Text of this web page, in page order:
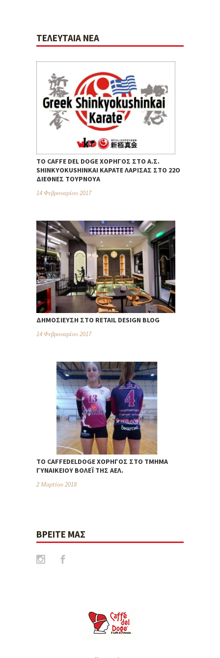
ΤΕΛΕΥΤΑΊΑ ΝΈΑ
ΤΟ CAFFE DEL DOGE ΧΟΡΗΓΌΣ ΣΤΟ Α.Σ.
SHINKYOKUSHINKAI ΚΑΡΆΤΕ ΛΆΡΙΣΑΣ ΣΤΟ 22Ο
ΔΙΕΘΝΈΣ ΤΟΥΡΝΟΥΆ
14 Φεβρουαρίου 2017
ΔΗΜΟΣΊΕΥΣΗ ΣΤΟ RETAIL DESIGN BLOG
14 Φεβρουαρίου 2017
TO CAFFEDELDOGE ΧΟΡΗΓΌΣ ΣΤΟ ΤΜΉΜΑ
ΓΥΝΑΙΚΕΊΟΥ ΒΌΛΕΪ ΤΗΣ ΑΕΛ.
2 Μαρτίου 2018
ΒΡΕΊΤΕ ΜΑΣ